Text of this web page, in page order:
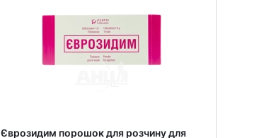
Єврозидим порошок для розчину для